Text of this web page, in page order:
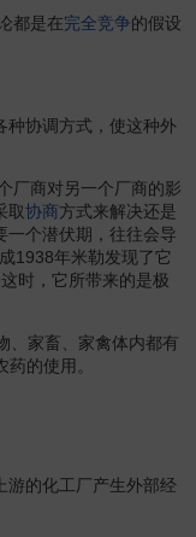
都是在完全竞争的假设
协调方式，使这种外
厂商对另一个厂商的影
取协商方式来解决还是
一个潜伏期，往往会导
1938年米勒发现了它
时，它所带来的是极
家畜、家禽体内都有
的使用。
的化工厂产生外部经